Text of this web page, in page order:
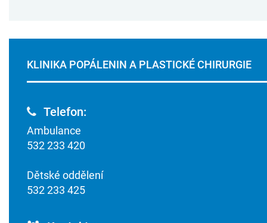
KLINIKA POPÁLENIN A PLASTICKÉ CHIRURGIE
Telefon:
Ambulance
532 233 420
Dětské oddělení
532 233 425